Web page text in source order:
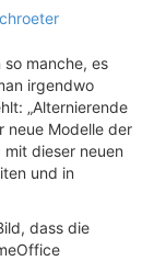
so manche, es
irgendwo
„Alternierende
neue Modelle der
dieser neuen
und in
dass die